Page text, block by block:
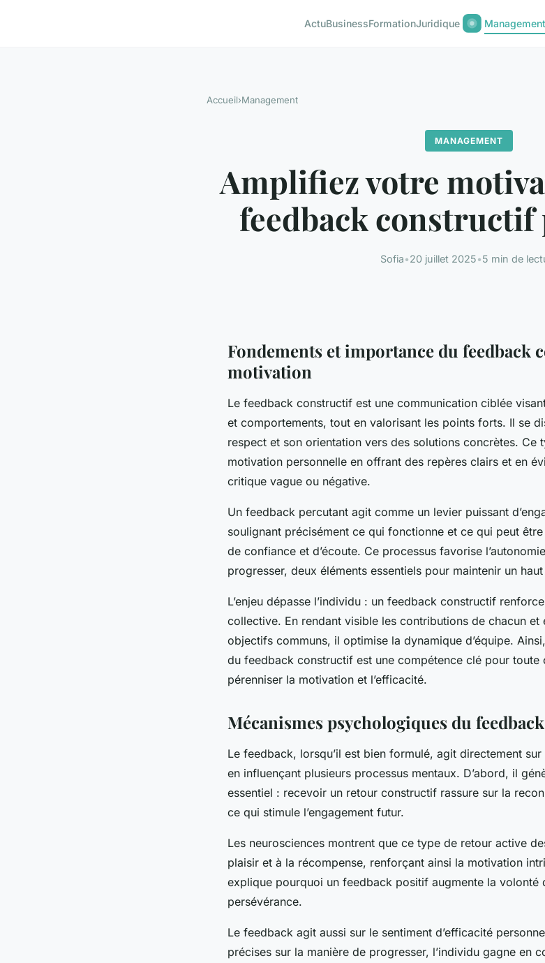
ActuBusinessFormationJuridique Management
Accueil›Management
MANAGEMENT
Amplifiez votre
feedback constructif
Sofia•20 juillet 2025•5 min de
Fondements et importance du feedback
motivation
Le feedback constructif est une communication ciblée
et comportements, tout en valorisant les points forts. Il se
respect et son orientation vers des solutions concrètes. Ce
motivation personnelle en offrant des repères clairs et en
critique vague ou négative.
Un feedback percutant agit comme un levier puissant
soulignant précisément ce qui fonctionne et ce qui peut
de confiance et d’écoute. Ce processus favorise
progresser, deux éléments essentiels pour maintenir un
L’enjeu dépasse l’individu : un feedback constructif
collective. En rendant visible les contributions de chacun
objectifs communs, il optimise la dynamique d’équipe.
du feedback constructif est une compétence clé pour toute
pérenniser la motivation et l’efficacité.
Mécanismes psychologiques du
Le feedback, lorsqu’il est bien formulé, agit directement
en influençant plusieurs processus mentaux. D’abord, il
essentiel : recevoir un retour constructif rassure sur la
ce qui stimule l’engagement futur.
Les neurosciences montrent que ce type de retour active
plaisir et à la récompense, renforçant ainsi la motivation
explique pourquoi un feedback positif augmente la volonté
persévérance.
Le feedback agit aussi sur le sentiment d’efficacité
précises sur la manière de progresser, l’individu gagne en